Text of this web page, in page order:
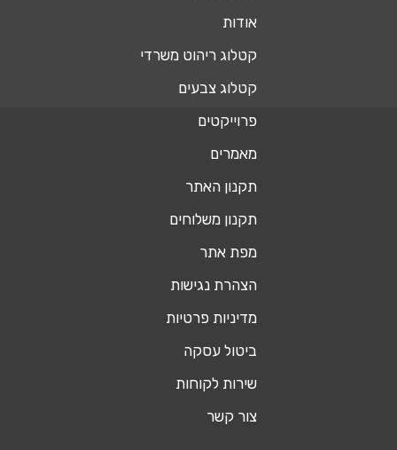
אודות
קטלוג ריהוט משרדי
קטלוג צבעים
פרוייקטים
מאמרים
תקנון האתר
תקנון משלוחים
מפת אתר
הצהרת נגישות
מדיניות פרטיות
ביטול עסקה
שירות לקוחות
צור קשר